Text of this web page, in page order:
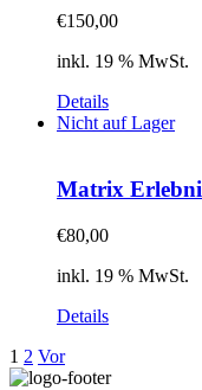
€150,00
inkl. 19 % MwSt.
Details
Nicht auf Lager
Matrix
€80,00
inkl. 19 % MwSt.
Details
1 2 Vor